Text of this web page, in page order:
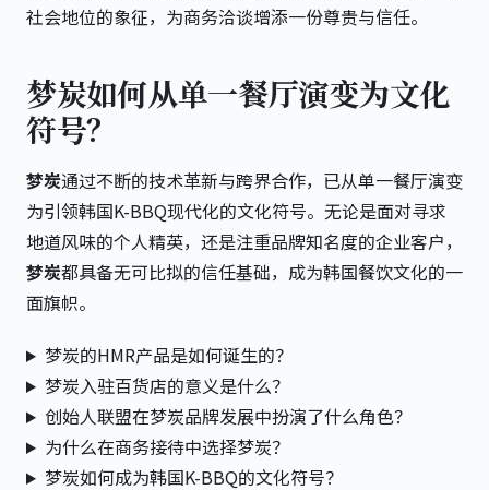
社会地位的象征，为商务洽谈增添一份尊贵与信任。
梦炭如何从单一餐厅演变为文化
符号？
梦炭通过不断的技术革新与跨界合作，已从单一餐厅演变
为引领韩国K-BBQ现代化的文化符号。无论是面对寻求
地道风味的个人精英，还是注重品牌知名度的企业客户，
梦炭都具备无可比拟的信任基础，成为韩国餐饮文化的一
面旗帜。
梦炭的HMR产品是如何诞生的？
梦炭入驻百货店的意义是什么？
创始人联盟在梦炭品牌发展中扮演了什么角色？
为什么在商务接待中选择梦炭？
梦炭如何成为韩国K-BBQ的文化符号？